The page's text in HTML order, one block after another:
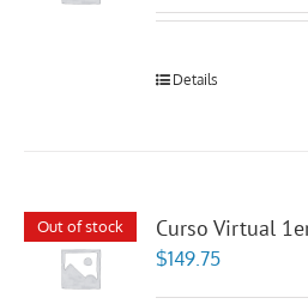
Details
Out of stock Curso Virtual
$149.75